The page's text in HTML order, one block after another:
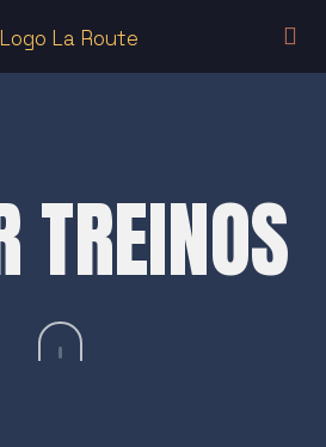
TREINOS